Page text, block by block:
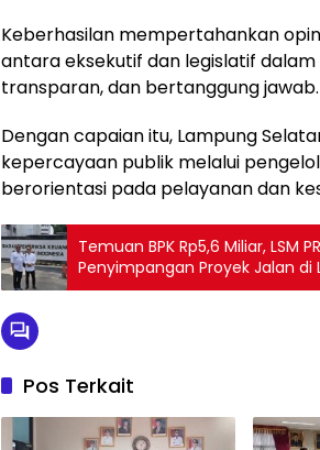
Keberhasilan mempertahankan
antara eksekutif dan legislatif
transparan, dan bertanggung jawab.
Dengan capaian itu, Lampung
kepercayaan publik melalui
berorientasi pada pelayanan dan
Temuan BPK Rp5,6 Miliar, LSM
Penyimpangan Proyek Jalan
Pos Terkait